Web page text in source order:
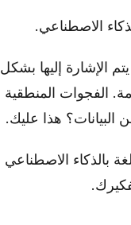
الاصطناعي.
الإشارة إليها
الفجوات
بالذكاء الاصطناعي